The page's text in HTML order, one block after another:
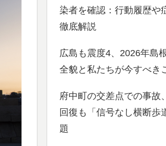
染者を確認：行動履歴や
徹底解説
広島も震度4、2026年島
全貌と私たちが今すべき
府中町の交差点での事故
回復も「信号なし横断歩
題